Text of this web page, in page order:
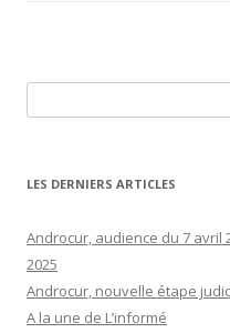
LES DERNIERS ARTICLES
Androcur, audience du 7 avril
2025
Androcur, nouvelle étape
A la une de L’informé